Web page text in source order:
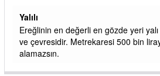
diyoruz ağacum yaz konserleri diyor
J
İşçilerin